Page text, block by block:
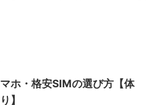
ホ・格安SIMの選び方【体
】